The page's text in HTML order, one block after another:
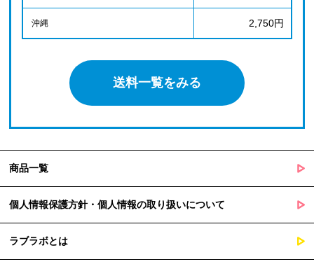
沖縄 2,750円
送料一覧をみる
商品一覧
個人情報保護方針・個人情報の取り扱いについて
ラブラボとは